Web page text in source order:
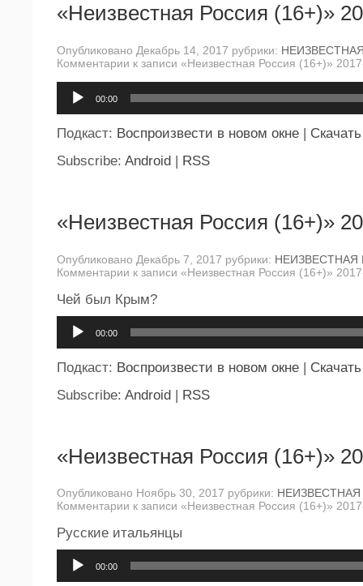
«Неизвестная Россия (16+)»
Опубликовано Декабрь 14, 2017 рубрики:
Комментарии к записи «Неизвестная Россия (16+)»
00:00
Подкаст: Воспроизвести в новом окне | Скачать
Subscribe: Android | RSS
«Неизвестная Россия (16+)»
Опубликовано Декабрь 7, 2017 рубрики:
Комментарии к записи «Неизвестная Россия (16+)»
Чей был Крым?
00:00
Подкаст: Воспроизвести в новом окне | Скачать
Subscribe: Android | RSS
«Неизвестная Россия (16+)»
Опубликовано Ноябрь 30, 2017 рубрики:
Комментарии к записи «Неизвестная Россия (16+)»
Русские итальянцы
00:00